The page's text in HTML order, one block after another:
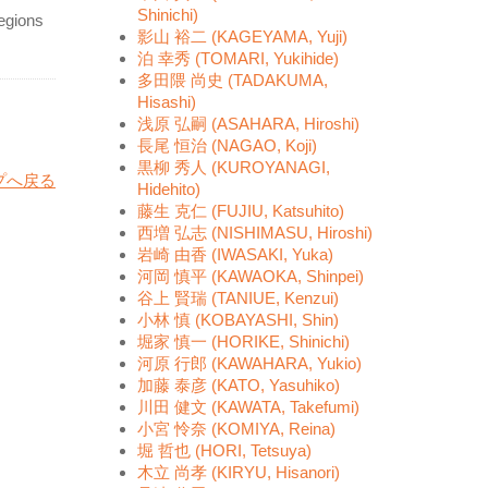
へ戻る
Shinichi)
影山 裕二 (KAGEYAMA, Yuji)
泊 幸秀 (TOMARI, Yukihide)
多田隈 尚史 (TADAKUMA,
Hisashi)
浅原 弘嗣 (ASAHARA, Hiroshi)
長尾 恒治 (NAGAO, Koji)
黒柳 秀人 (KUROYANAGI,
Hidehito)
藤生 克仁 (FUJIU, Katsuhito)
西増 弘志 (NISHIMASU, Hiroshi)
岩崎 由香 (IWASAKI, Yuka)
河岡 慎平 (KAWAOKA, Shinpei)
谷上 賢瑞 (TANIUE, Kenzui)
小林 慎 (KOBAYASHI, Shin)
堀家 慎一 (HORIKE, Shinichi)
河原 行郎 (KAWAHARA, Yukio)
加藤 泰彦 (KATO, Yasuhiko)
川田 健文 (KAWATA, Takefumi)
小宮 怜奈 (KOMIYA, Reina)
堀 哲也 (HORI, Tetsuya)
木立 尚孝 (KIRYU, Hisanori)